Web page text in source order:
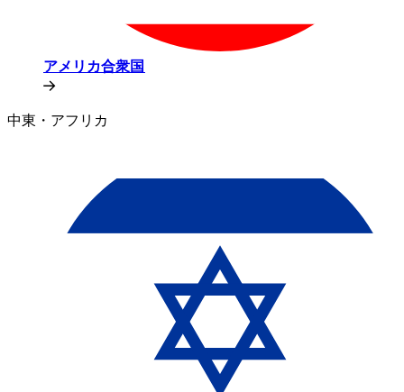
アメリカ合衆国​​
中東・アフリカ​​